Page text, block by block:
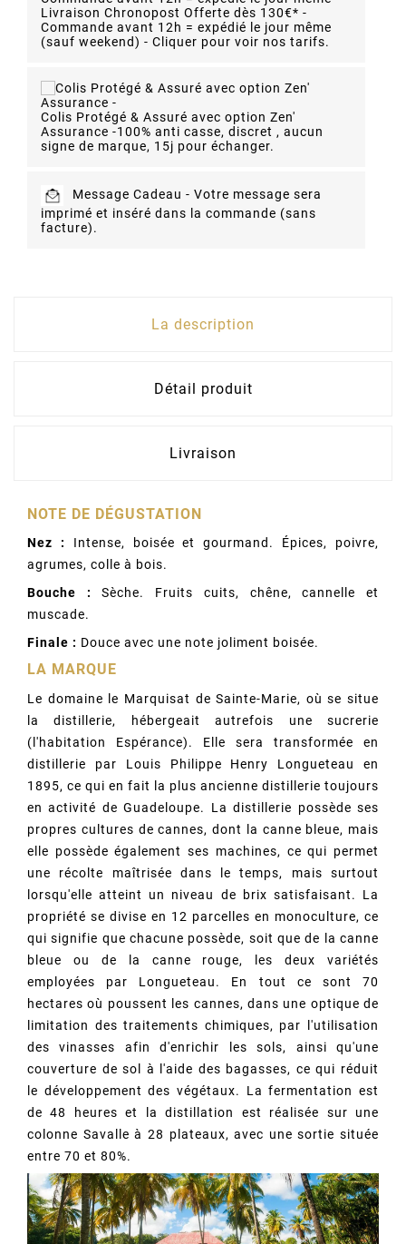
Livraison Chronopost Offerte dès 130€* -
Commande avant 12h = expédié le jour même
(sauf weekend) - Cliquer pour voir nos tarifs.
Colis Protégé & Assuré avec option Zen'
Assurance -100% anti casse, discret , aucun
signe de marque, 15j pour échanger.
Message Cadeau - Votre message sera
imprimé et inséré dans la commande (sans
facture).
La description
Détail produit
Livraison
NOTE DE DÉGUSTATION
Nez :
Intense, boisée et gourmand. Épices, poivre,
agrumes, colle à bois.
Bouche :
Sèche. Fruits cuits, chêne, cannelle et
muscade.
Finale : Douce avec une note joliment boisée.
LA MARQUE
Le domaine le Marquisat de Sainte-Marie, où se situe
la distillerie, hébergeait autrefois une sucrerie
(l'habitation Espérance). Elle sera transformée en
distillerie par Louis Philippe Henry Longueteau en
1895, ce qui en fait la plus ancienne distillerie toujours
en activité de Guadeloupe. La distillerie possède ses
propres cultures de cannes, dont la canne bleue, mais
elle possède également ses machines, ce qui permet
une récolte maîtrisée dans le temps, mais surtout
lorsqu'elle atteint un niveau de brix satisfaisant. La
propriété se divise en 12 parcelles en monoculture, ce
qui signifie que chacune possède, soit que de la canne
bleue ou de la canne rouge, les deux variétés
employées par Longueteau. En tout ce sont 70
hectares où poussent les cannes, dans une optique de
limitation des traitements chimiques, par l'utilisation
des vinasses afin d'enrichir les sols, ainsi qu'une
couverture de sol à l'aide des bagasses, ce qui réduit
le développement des végétaux. La fermentation est
de 48 heures et la distillation est réalisée sur une
colonne Savalle à 28 plateaux, avec une sortie située
entre 70 et 80%.